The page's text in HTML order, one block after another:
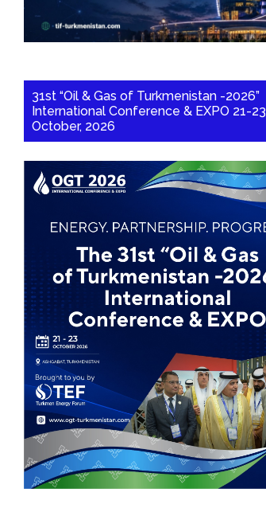
31st “Oil & Gas of Turkmenistan -2026”
International Conference & EXPO 21-23
October, 2026